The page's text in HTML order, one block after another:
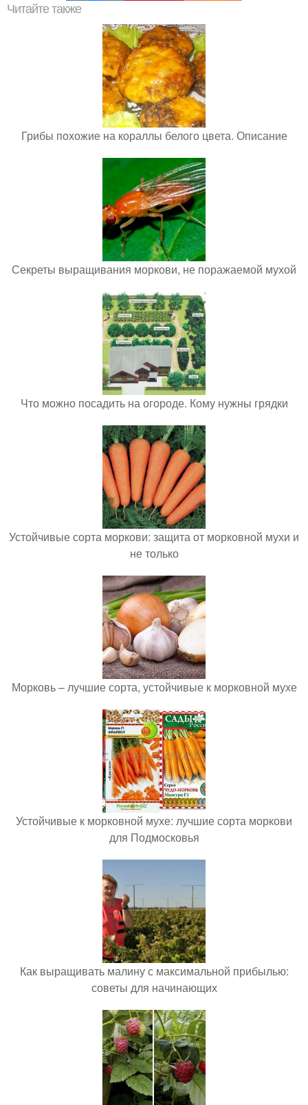
Читайте также
Грибы похожие на кораллы белого цвета. Описание
Секреты выращивания моркови, не поражаемой мухой
Что можно посадить на огороде. Кому нужны грядки
Устойчивые сорта моркови: защита от морковной мухи и
не только
Морковь – лучшие сорта, устойчивые к морковной мухе
Устойчивые к морковной мухе: лучшие сорта моркови
для Подмосковья
Как выращивать малину с максимальной прибылью:
советы для начинающих